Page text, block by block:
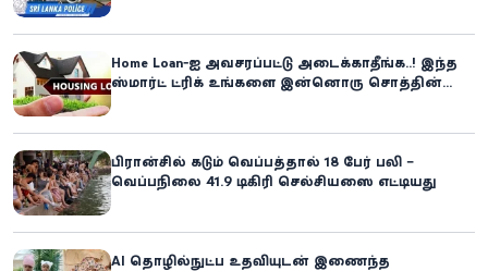
Home Loan-ஐ அவசரப்பட்டு அடைக்காதீங்க..! இந்த
ஸ்மார்ட் ட்ரிக் உங்களை இன்னொரு சொத்தின்
பிரான்சில் கடும் வெப்பத்தால் 18 பேர் பலி –
வெப்பநிலை 41.9 டிகிரி செல்சியஸை எட்டியது
AI தொழில்நுட்ப உதவியுடன் இணைந்த